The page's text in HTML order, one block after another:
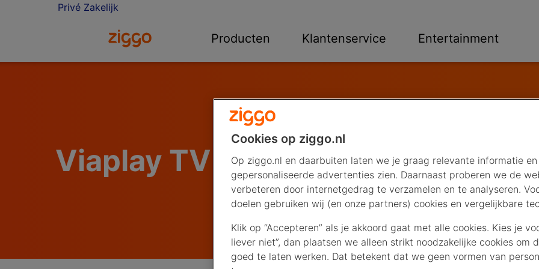
Privé Zakelijk
Ga naar de Ziggo homepageProducten Klantenservice Entertainment
Viaplay TV
Cookies op ziggo.nl
Op ziggo.nl en daarbuiten laten we je graag relevante informatie en
gepersonaliseerde advertenties zien. Daarnaast proberen we de
verbeteren door internetgedrag te verzamelen en te analyseren.
doelen gebruiken wij (en onze partners) cookies en vergelijkbare
Klik op “Accepteren” als je akkoord gaat met alle cookies. Kies je
liever niet”, dan plaatsen we alleen strikt noodzakelijke cookies om
goed te laten werken. Dat betekent dat we geen vormen van